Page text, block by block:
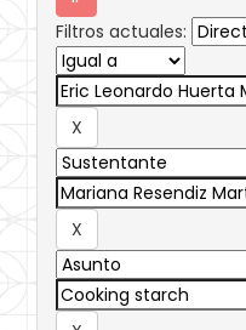
Filtros actuales: